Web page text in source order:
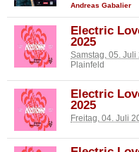
Andreas Gabalier
Electric
2025
Samstag, 05.
Plainfeld
Electric
2025
Freitag, 04. Juli